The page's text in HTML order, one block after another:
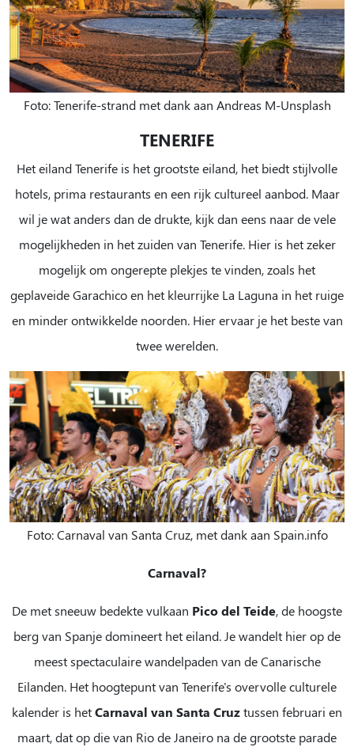
Foto: Tenerife-strand met dank aan Andreas M-Unsplash
TENERIFE
Het eiland Tenerife is het grootste eiland, het biedt stijlvolle
hotels, prima restaurants en een rijk cultureel aanbod. Maar
wil je wat anders dan de drukte, kijk dan eens naar de vele
mogelijkheden in het zuiden van Tenerife. Hier is het zeker
mogelijk om ongerepte plekjes te vinden, zoals het
geplaveide Garachico en het kleurrijke La Laguna in het ruige
en minder ontwikkelde noorden. Hier ervaar je het beste van
twee werelden.
Foto: Carnaval van Santa Cruz, met dank aan Spain.info
Carnaval?
De met sneeuw bedekte vulkaan Pico del Teide, de hoogste
berg van Spanje domineert het eiland. Je wandelt hier op de
meest spectaculaire wandelpaden van de Canarische
Eilanden. Het hoogtepunt van Tenerife's overvolle culturele
kalender is hetCarnaval van Santa Cruztussen februari en
maart, dat op die van Rio de Janeiro na de grootste parade